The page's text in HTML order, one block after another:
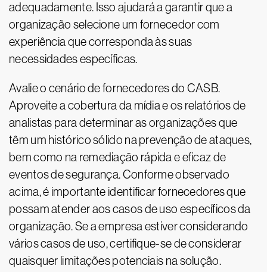
adequadamente. Isso ajudará a garantir que a
organização selecione um fornecedor com
experiência que corresponda às suas
necessidades específicas.
Avalie o cenário de fornecedores do CASB.
Aproveite a cobertura da mídia e os relatórios de
analistas para determinar as organizações que
têm um histórico sólido na prevenção de ataques,
bem como na remediação rápida e eficaz de
eventos de segurança. Conforme observado
acima, é importante identificar fornecedores que
possam atender aos casos de uso específicos da
organização. Se a empresa estiver considerando
vários casos de uso, certifique-se de considerar
quaisquer limitações potenciais na solução.